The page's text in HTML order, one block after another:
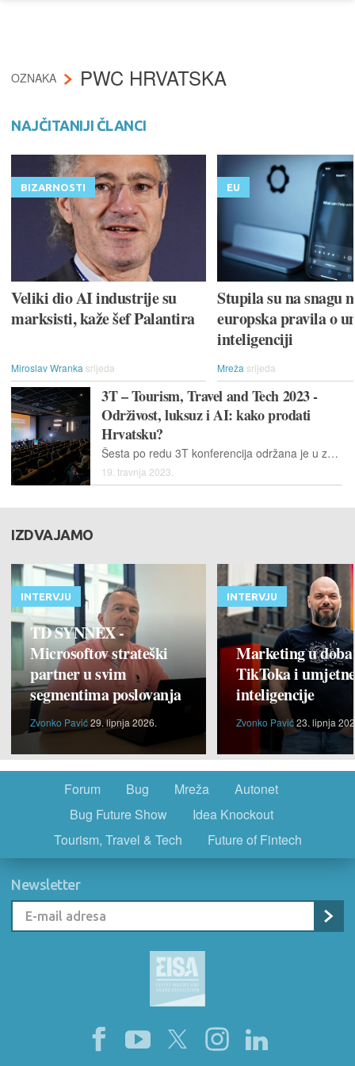
OZNAKA PWC HRVATSKA
NAJČITANIJI ČLANCI
BIZARNOSTI
Veliki dio AI industrije su
marksisti, kaže šef Palantira
Miroslav Wranka srijeda
EU
Stupila su na snagu
europska pravila o
inteligenciji
Mreža srijeda
3T – Tourism, Travel and Tech 2023 -
Održivost, luksuz i AI: kako prodati
Hrvatsku?
Šesta po redu 3T konferencija održana je u zagrebačkom kinu Kaptol Boutique Cinema & Bar. Glavne teme ove godine bili su umjetna inteligencija – čiji je eksplozivan rast bio jedan od hitova prošle godine – zatim, održivost i luksuz...
19. travnja 2023.
IZDVAJAMO
INTERVJU
TD SYNNEX -
Microsoftov strateški
partner u svim
segmentima poslovanja
Zvonko Pavić29. lipnja 2026.
INTERVJU
Marketing u doba
TikToka i umjetne
inteligencije
Zvonko Pavić23. lipnja
Forum Bug Mreža
Autonet
Bug Future Show
Idea Knockout
Tourism, Travel & Tech
Future of Fintech
Newsletter